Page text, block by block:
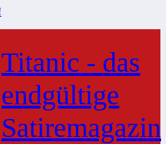
Titanic - das
endgültige
Satiremagazin